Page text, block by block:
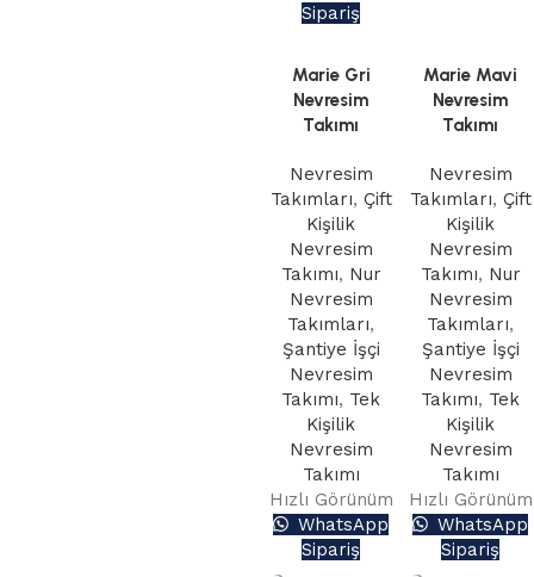
Sipariş
Marie Gri
Nevresim
Takımı
Nevresim
Takımları, Çift
Kişilik
Nevresim
Takımı, Nur
Nevresim
Takımları,
Şantiye İşçi
Nevresim
Takımı, Tek
Kişilik
Nevresim
Takımı
Hızlı Görünüm
WhatsApp
Sipariş
Marie Mavi
Nevresim
Takımı
Nevresim
Takımları, Çift
Kişilik
Nevresim
Takımı, Nur
Nevresim
Takımları,
Şantiye İşçi
Nevresim
Takımı, Tek
Kişilik
Nevresim
Takımı
Hızlı Görünüm
WhatsApp
Sipariş